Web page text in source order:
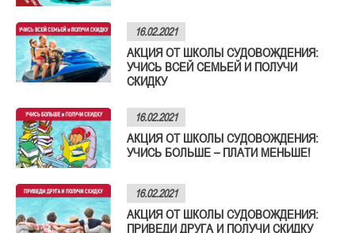
16.02.2021
АКЦИЯ ОТ ШКОЛЫ СУДОВОЖДЕНИЯ:
УЧИСЬ ВСЕЙ СЕМЬЕЙ И ПОЛУЧИ
СКИДКУ
16.02.2021
АКЦИЯ ОТ ШКОЛЫ СУДОВОЖДЕНИЯ:
УЧИСЬ БОЛЬШЕ – ПЛАТИ МЕНЬШЕ!
16.02.2021
АКЦИЯ ОТ ШКОЛЫ СУДОВОЖДЕНИЯ:
ПРИВЕДИ ДРУГА И ПОЛУЧИ СКИДКУ